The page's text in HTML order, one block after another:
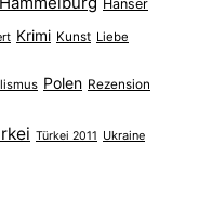
Hanser
Krimi Kunst Liebe
Polen Rezension
Türkei 2011 Ukraine